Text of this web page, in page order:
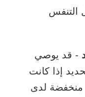
التنفس
- قد يوصي
إذا كانت
منخفضة لدى